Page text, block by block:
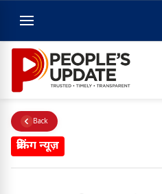
Back
ब्रेकिंग न्यूज़